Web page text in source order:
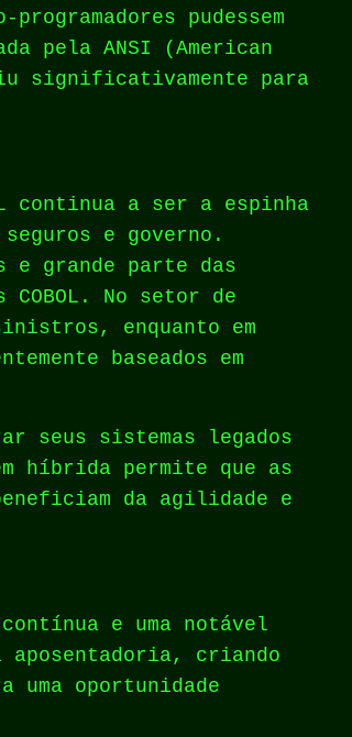
pudessem
pela ANSI (American
significativamente para
continua a ser a espinha
e governo.
e grande parte das
No setor de
enquanto em
baseados em
seus sistemas legados
híbrida permite que as
da agilidade e
e uma notável
aposentadoria, criando
uma oportunidade